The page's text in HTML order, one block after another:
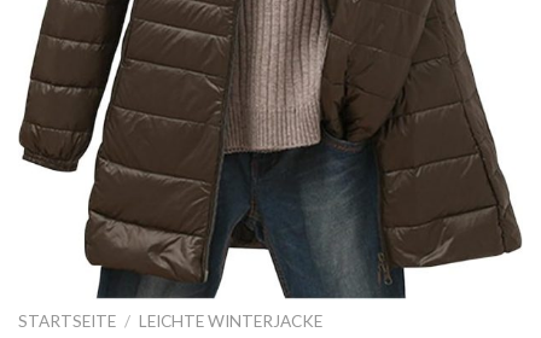
STARTSEITE / LEICHTE WINTERJACKE